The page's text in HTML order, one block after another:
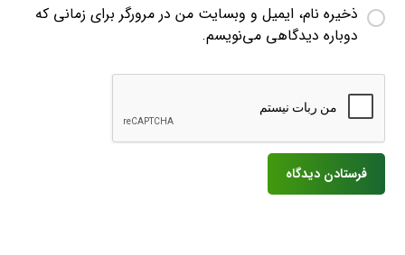
ذخیره نام، ایمیل و وبسایت من در مرورگر برای زمانی که
دوباره دیدگاهی می‌نویسم.